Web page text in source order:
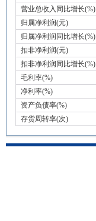
营业总收入同比增长(%)
归属净利润(元)
归属净利润同比增长(%)
扣非净利润(元)
扣非净利润同比增长(%)
毛利率(%)
净利率(%)
资产负债率(%)
存货周转率(次)